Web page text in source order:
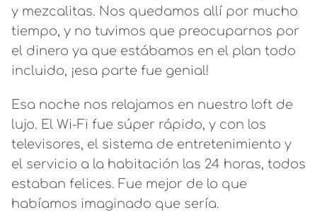
y mezcalitas. Nos quedamos allí por mucho
tiempo, y no tuvimos que preocuparnos por
el dinero ya que estábamos en el plan todo
incluido, ¡esa parte fue genial!
Esa noche nos relajamos en nuestro loft de
lujo. El Wi-Fi fue súper rápido, y con los
televisores, el sistema de entretenimiento y
el servicio a la habitación las 24 horas, todos
estaban felices. Fue mejor de lo que
habíamos imaginado que sería.